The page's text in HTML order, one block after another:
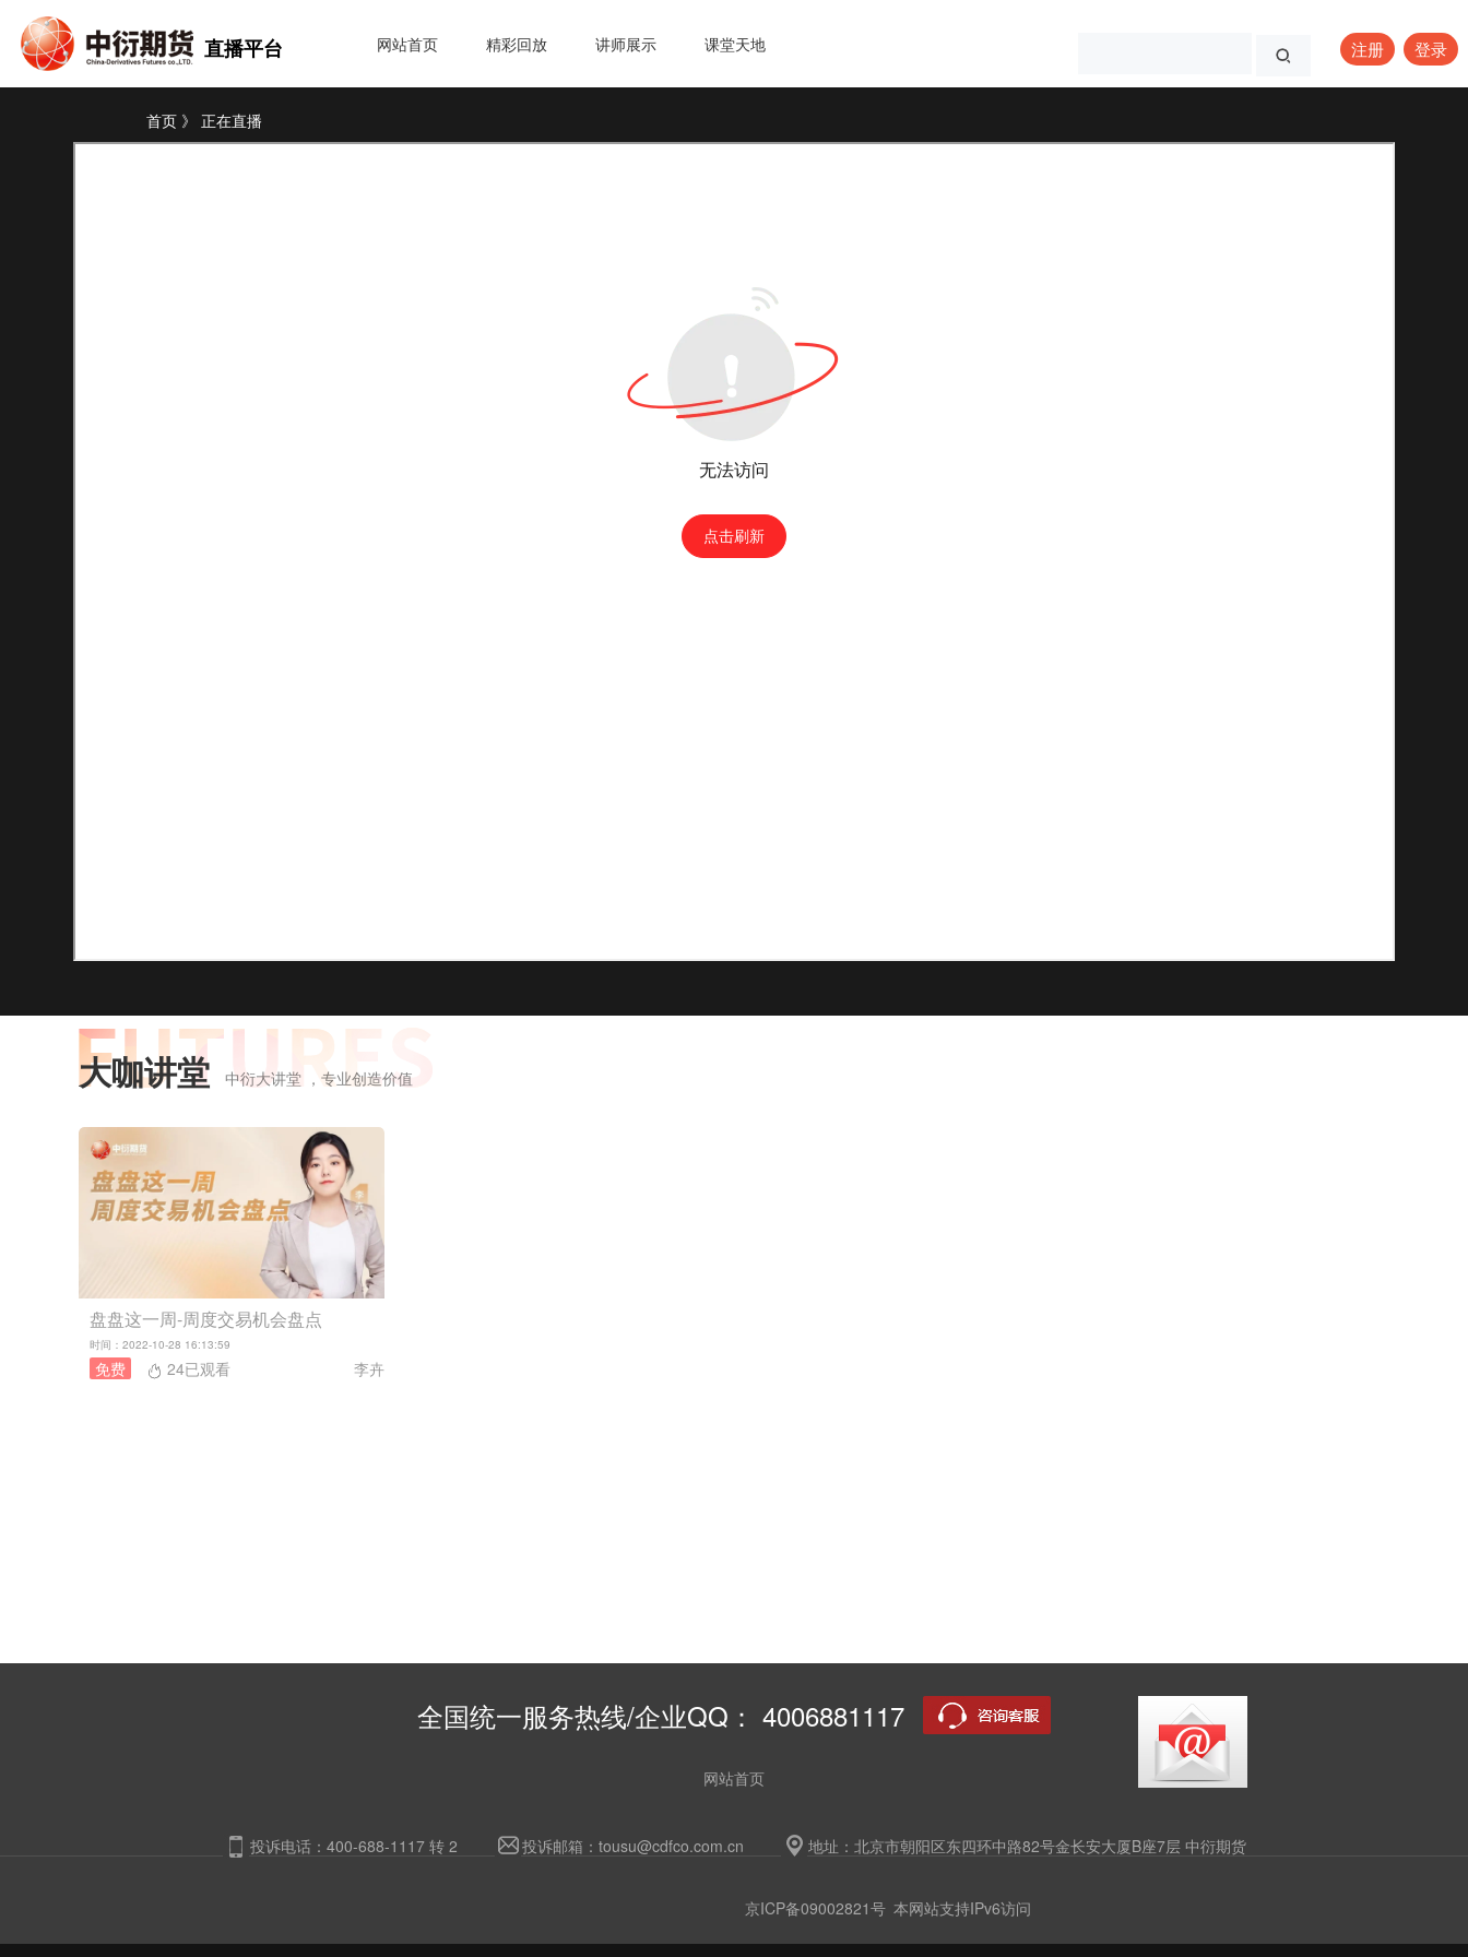
直播平台 网站首页 精彩回放 讲师展示 课堂天地 注册 登录
首页 》 正在直播
大咖讲堂 中衍大讲堂 ，专业创造价值
盘盘这一周-周度交易机会盘点
时间：2022-10-28 16:13:59
免费 24已观看 李卉
全国统一服务热线/企业QQ： 4006881117
网站首页
投诉电话：400-688-1117 转 2 投诉邮箱：tousu@cdfco.com.cn 地址：北京市朝阳区东四环中路82号金长安大厦B座7层 中衍期货
京ICP备09002821号本网站支持IPv6访问